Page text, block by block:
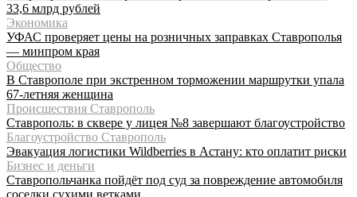
33,6 млрд рублей
Экономика
УФАС проверяет цены на розничных заправках Ставрополья
— минпром края
Общество
В Ставрополе при экстренном торможении маршрутки упала
67-летняя женщина
Происшествия Ставрополь
Ставрополь: в сквере у лицея №8 завершают благоустройство
Благоустройство Ставрополь
Эвакуация логистики Wildberries в Астану: кто оплатит риски
Бизнес и деньги
Ставропольчанка пойдёт под суд за повреждение автомобиля
соседки сухими ветками